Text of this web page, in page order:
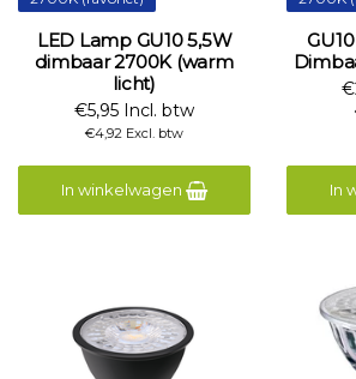
LED Lamp GU10 5,5W
dimbaar 2700K (warm
licht)
€5,95 Incl. btw
€4,92 Excl. btw
In winkelwagen In